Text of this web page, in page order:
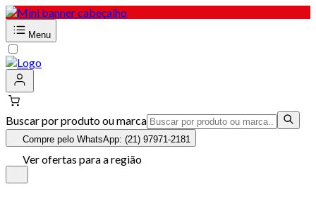
Menu
Buscar por produto ou marca
Compre pelo WhatsApp: (21) 97971-2181
Ver ofertas para a região